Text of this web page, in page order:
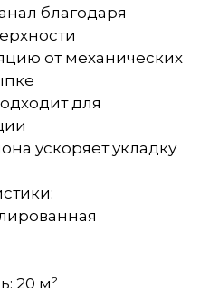
благодаря
от механических
для
ускоряет укладку
20 м²